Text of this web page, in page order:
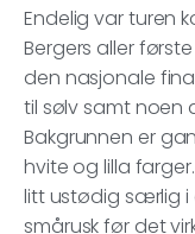
Endelig var turen
Bergers aller
den nasjonale
til sølv samt noen
Bakgrunnen er
hvite og lilla
litt ustødig særlig i
smårusk før det